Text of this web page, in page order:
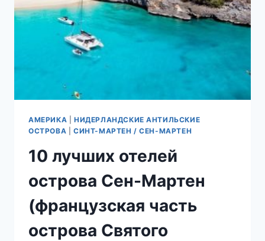
МАРТИНА)
АМЕРИКА
НИДЕРЛАНДСКИЕ АНТИЛЬСКИЕ
ОСТРОВА
СИНТ-МАРТЕН / СЕН-МАРТЕН
10 лучших отелей
острова Сен-Мартен
(французская часть
острова Святого